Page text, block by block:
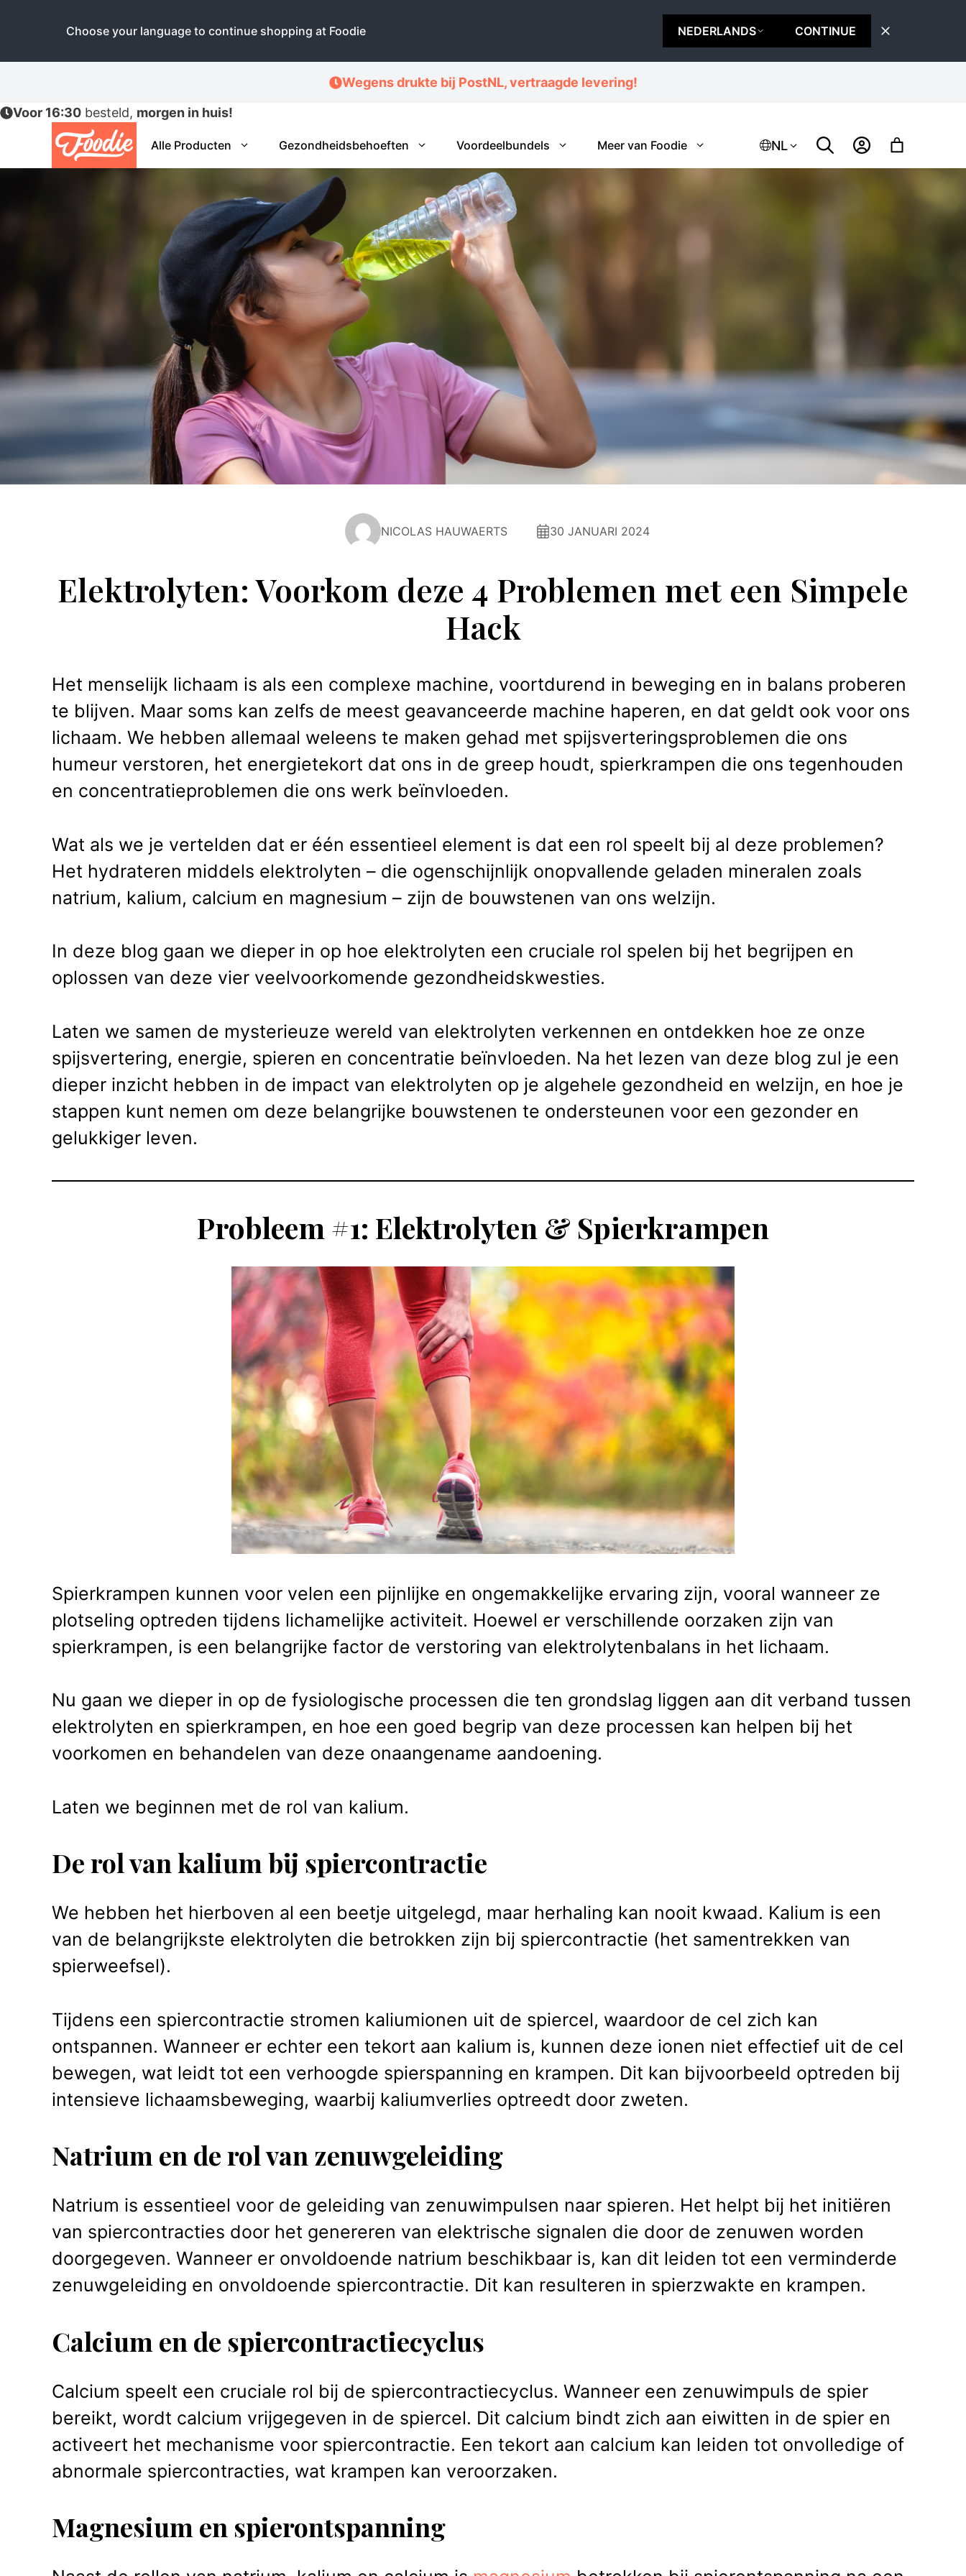
Choose your language to continue shopping at Foodie NEDERLANDS CONTINUE
de
Wegens drukte bij PostNL, vertraagde levering!
Voor 16:30 besteld, morgen in huis!
Alle Producten Gezondheidsbehoeften Voordeelbundels Meer van Foodie NL
NICOLAS HAUWAERTS 30 JANUARI 2024
Elektrolyten: Voorkom deze 4 Problemen met een Simpele
Hack
Het menselijk lichaam is als een complexe machine, voortdurend in beweging en in balans proberen
te blijven. Maar soms kan zelfs de meest geavanceerde machine haperen, en dat geldt ook voor ons
lichaam. We hebben allemaal weleens te maken gehad met spijsverteringsproblemen die ons
humeur verstoren, het energietekort dat ons in de greep houdt, spierkrampen die ons tegenhouden
en concentratieproblemen die ons werk beïnvloeden.
Wat als we je vertelden dat er één essentieel element is dat een rol speelt bij al deze problemen?
Het hydrateren middels elektrolyten – die ogenschijnlijk onopvallende geladen mineralen zoals
natrium, kalium, calcium en magnesium – zijn de bouwstenen van ons welzijn.
In deze blog gaan we dieper in op hoe elektrolyten een cruciale rol spelen bij het begrijpen en
oplossen van deze vier veelvoorkomende gezondheidskwesties.
Laten we samen de mysterieuze wereld van elektrolyten verkennen en ontdekken hoe ze onze
spijsvertering, energie, spieren en concentratie beïnvloeden. Na het lezen van deze blog zul je een
dieper inzicht hebben in de impact van elektrolyten op je algehele gezondheid en welzijn, en hoe je
stappen kunt nemen om deze belangrijke bouwstenen te ondersteunen voor een gezonder en
gelukkiger leven.
Probleem #1: Elektrolyten & Spierkrampen
Spierkrampen kunnen voor velen een pijnlijke en ongemakkelijke ervaring zijn, vooral wanneer ze
plotseling optreden tijdens lichamelijke activiteit. Hoewel er verschillende oorzaken zijn van
spierkrampen, is een belangrijke factor de verstoring van elektrolytenbalans in het lichaam.
Nu gaan we dieper in op de fysiologische processen die ten grondslag liggen aan dit verband tussen
elektrolyten en spierkrampen, en hoe een goed begrip van deze processen kan helpen bij het
voorkomen en behandelen van deze onaangename aandoening.
Laten we beginnen met de rol van kalium.
De rol van kalium bij spiercontractie
We hebben het hierboven al een beetje uitgelegd, maar herhaling kan nooit kwaad. Kalium is een
van de belangrijkste elektrolyten die betrokken zijn bij spiercontractie (het samentrekken van
spierweefsel).
Tijdens een spiercontractie stromen kaliumionen uit de spiercel, waardoor de cel zich kan
ontspannen. Wanneer er echter een tekort aan kalium is, kunnen deze ionen niet effectief uit de cel
bewegen, wat leidt tot een verhoogde spierspanning en krampen. Dit kan bijvoorbeeld optreden bij
intensieve lichaamsbeweging, waarbij kaliumverlies optreedt door zweten.
Natrium en de rol van zenuwgeleiding
Natrium is essentieel voor de geleiding van zenuwimpulsen naar spieren. Het helpt bij het initiëren
van spiercontracties door het genereren van elektrische signalen die door de zenuwen worden
doorgegeven. Wanneer er onvoldoende natrium beschikbaar is, kan dit leiden tot een verminderde
zenuwgeleiding en onvoldoende spiercontractie. Dit kan resulteren in spierzwakte en krampen.
Calcium en de spiercontractiecyclus
Calcium speelt een cruciale rol bij de spiercontractiecyclus. Wanneer een zenuwimpuls de spier
bereikt, wordt calcium vrijgegeven in de spiercel. Dit calcium bindt zich aan eiwitten in de spier en
activeert het mechanisme voor spiercontractie. Een tekort aan calcium kan leiden tot onvolledige of
abnormale spiercontracties, wat krampen kan veroorzaken.
Magnesium en spierontspanning